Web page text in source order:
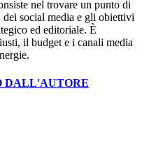
nel trovare un punto di
social media e gli obiettivi
ed editoriale. È
il budget e i canali media
DALL'AUTORE